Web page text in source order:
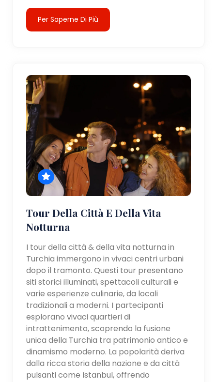
Per Saperne Di Più
Tour Della Città E Della Vita
Notturna
I tour della città & della vita notturna in
Turchia immergono in vivaci centri urbani
dopo il tramonto. Questi tour presentano
siti storici illuminati, spettacoli culturali e
varie esperienze culinarie, da locali
tradizionali a moderni. I partecipanti
esplorano vivaci quartieri di
intrattenimento, scoprendo la fusione
unica della Turchia tra patrimonio antico e
dinamismo moderno. La popolarità deriva
dalla ricca storia della nazione e da città
pulsanti come Istanbul, offrendo